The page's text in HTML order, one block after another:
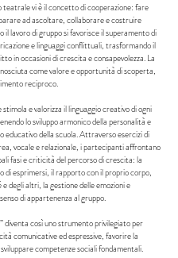
teatrale vi è il concetto di cooperazione: fare
ad ascoltare, collaborare e costruire
il lavoro di gruppo si favorisce il superamento di
e linguaggi conflittuali, trasformando il
in occasioni di crescita e consapevolezza. La
come valore e opportunità di scoperta,
reciproco.
e valorizza il linguaggio creativo di ogni
lo sviluppo armonico della personalità e
educativo della scuola. Attraverso esercizi di
vocale e relazionale, i partecipanti affrontano
fasi e criticità del percorso di crescita: la
di esprimersi, il rapporto con il proprio corpo,
e degli altri, la gestione delle emozioni e
di appartenenza al gruppo.
diventa così uno strumento privilegiato per
comunicative ed espressive, favorire la
competenze sociali fondamentali.